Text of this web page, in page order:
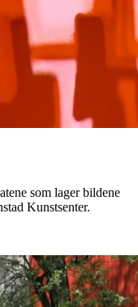
som lager bildene
Kunstsenter.